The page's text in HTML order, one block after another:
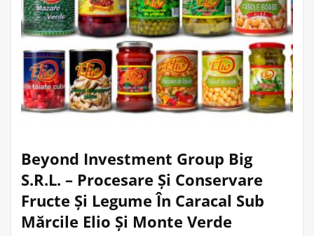
Beyond Investment Group Big
S.R.L. – Procesare Și Conservare
Fructe Și Legume În Caracal Sub
Mărcile Elio Și Monte Verde